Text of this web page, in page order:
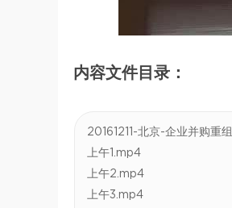
内容文件目录：
20161211-北京-企业并购重
上午1.mp4
上午2.mp4
上午3.mp4